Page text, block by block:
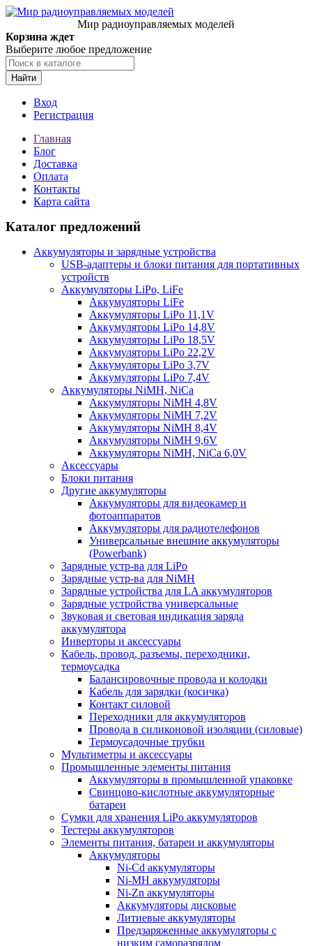
Мир радиоуправляемых моделей
Корзина ждет
Выберите любое предложение
Найти
Вход
Регистрация
Главная
Блог
Доставка
Оплата
Контакты
Карта сайта
Каталог предложений
Аккумуляторы и зарядные устройства
USB-адаптеры и блоки питания для портативных
устройств
Аккумуляторы LiPo, LiFe
Аккумуляторы LiFe
Аккумуляторы LiPo 11,1V
Аккумуляторы LiPo 14,8V
Аккумуляторы LiPo 18,5V
Аккумуляторы LiPo 22,2V
Аккумуляторы LiPo 3,7V
Аккумуляторы LiPo 7,4V
Аккумуляторы NiMH, NiCa
Аккумуляторы NiMH 4,8V
Аккумуляторы NiMH 7,2V
Аккумуляторы NiMH 8,4V
Аккумуляторы NiMH 9,6V
Аккумуляторы NiMH, NiCa 6,0V
Аксессуары
Блоки питания
Другие аккумуляторы
Аккумуляторы для видеокамер и
фотоаппаратов
Аккумуляторы для радиотелефонов
Универсальные внешние аккумуляторы
(Powerbank)
Зарядные устр-ва для LiPo
Зарядные устр-ва для NiMH
Зарядные устройства для LA аккумуляторов
Зарядные устройства универсальные
Звуковая и световая индикация заряда
аккумулятора
Инверторы и аксессуары
Кабель, провод, разъемы, переходники,
термоусадка
Балансировочные провода и колодки
Кабель для зарядки (косичка)
Контакт силовой
Переходники для аккумуляторов
Провода в силиконовой изоляции (силовые)
Термоусадочные трубки
Мультиметры и аксессуары
Промышленные элементы питания
Аккумуляторы в промышленной упаковке
Свинцово-кислотные аккумуляторные
батареи
Сумки для хранения LiPo аккумуляторов
Тестеры аккумуляторов
Элементы питания, батареи и аккумуляторы
Аккумуляторы
Ni-Cd аккумуляторы
Ni-MH аккумуляторы
Ni-Zn аккумуляторы
Аккумуляторы дисковые
Литиевые аккумуляторы
Предзаряженные аккумуляторы с
низким саморазрядом